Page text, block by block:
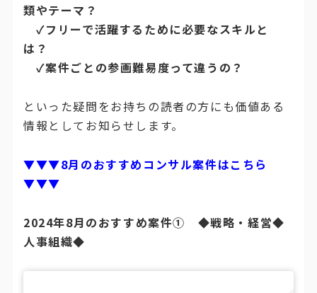
類やテーマ？
✓フリーで活躍するために必要なスキルと
は？
✓案件ごとの参画難易度って違うの？
といった疑問をお持ちの読者の方にも価値ある
情報としてお知らせします。
▼▼▼8月のおすすめコンサル案件はこちら
▼▼▼
2024年8月のおすすめ案件① ◆戦略・経営◆
人事組織◆